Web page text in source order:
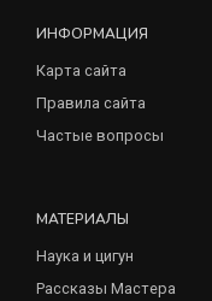
ИНФОРМАЦИЯ
Карта сайта
Правила сайта
Частые вопросы
МАТЕРИАЛЫ
Наука и цигун
Рассказы Мастера